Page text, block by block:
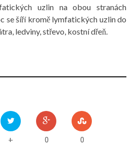
uzlin na obou stranách
se šíří kromě lymfatických uzlin do
ledviny, střevo, kostní dřeň.
+ 0 0